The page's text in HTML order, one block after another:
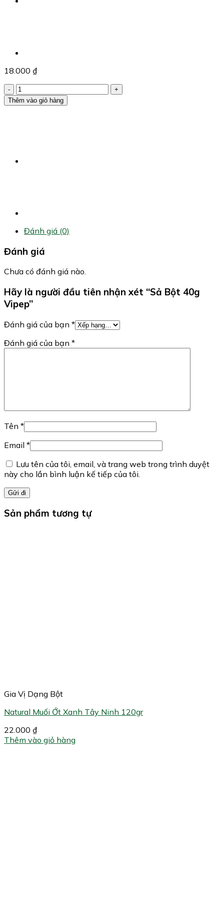
18.000 ₫
Sả
Bột
40g
Thêm vào giỏ hàng
Đánh giá (0)
Đánh giá
Chưa có đánh giá nào.
Hãy là người đầu tiên nhận xét “Sả Bột 40g
Vipep”
Đánh giá của bạn *
Đánh giá của bạn *
Tên *
Email *
Lưu tên của tôi, email, và trang web trong trình duyệt
này cho lần bình luận kế tiếp của tôi.
Sản phẩm tương tự
Gia Vị Dạng Bột
Natural Muối Ớt Xanh Tây Ninh 120gr
22.000 ₫
Thêm vào giỏ hàng